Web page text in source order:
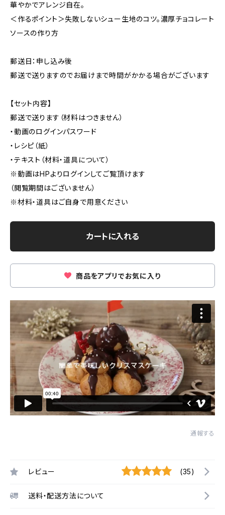
華やかでアレンジ自在。
＜作るポイント＞失敗しないシュー生地のコツ。濃厚チョコレート
ソースの作り方
郵送日：申し込み後
郵送で送りますのでお届けまで時間がかかる場合がございます
【セット内容】
郵送で送ります（材料はつきません）
・動画のログインパスワード
・レシピ（紙）
・テキスト（材料・道具について）
※動画はHPよりログインしてご覧頂けます
（閲覧期間はございません）
※材料・道具はご自身で用意ください
カートに入れる
商品をアプリでお気に入り
通報する
レビュー (35)
送料・配送方法について